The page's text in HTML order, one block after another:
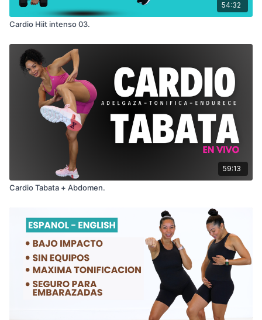
54:32
Cardio Hiit intenso 03.
59:13
Cardio Tabata + Abdomen.